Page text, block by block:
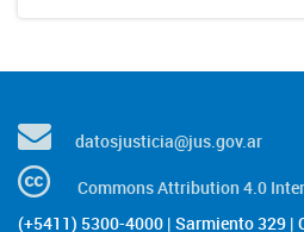
datosjusticia@jus.gov.ar
Commons Attribution 4.0
(+5411) 5300-4000 | Sarmiento 329 |